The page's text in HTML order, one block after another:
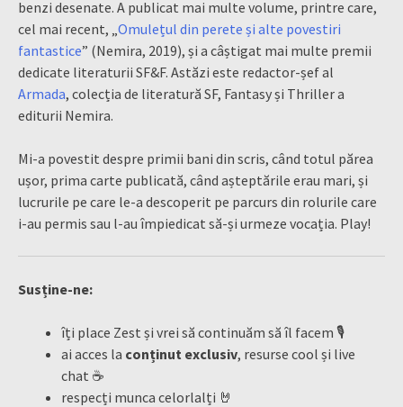
benzi desenate. A publicat mai multe volume, printre care,
cel mai recent, „ Omulețul din perete și alte povestiri
fantastice” (Nemira, 2019), și a câștigat mai multe premii
dedicate literaturii SF&F. Astăzi este redactor-șef al
Armada, colecția de literatură SF, Fantasy și Thriller a
editurii Nemira.
Mi-a povestit despre primii bani din scris, când totul părea
ușor, prima carte publicată, când așteptările erau mari, și
lucrurile pe care le-a descoperit pe parcurs din rolurile care
i-au permis sau l-au împiedicat să-și urmeze vocația. Play!
Susține-ne:
îți place Zest și vrei să continuăm să îl facem 🎙
ai acces la conținut exclusiv, resurse cool și live
chat ☕️
respecți munca celorlalți 🤘